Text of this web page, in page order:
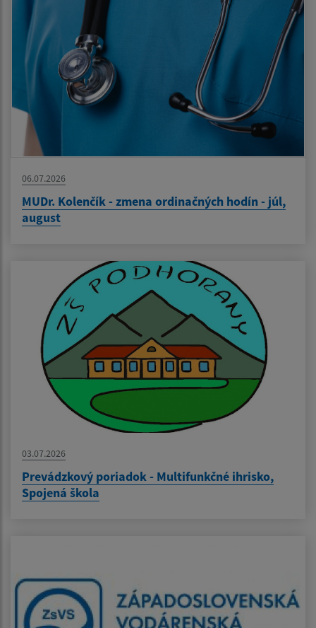
06.07.2026
MUDr. Kolenčík - zmena ordinačných hodín - júl,
august
03.07.2026
Prevádzkový poriadok - Multifunkčné ihrisko,
Spojená škola